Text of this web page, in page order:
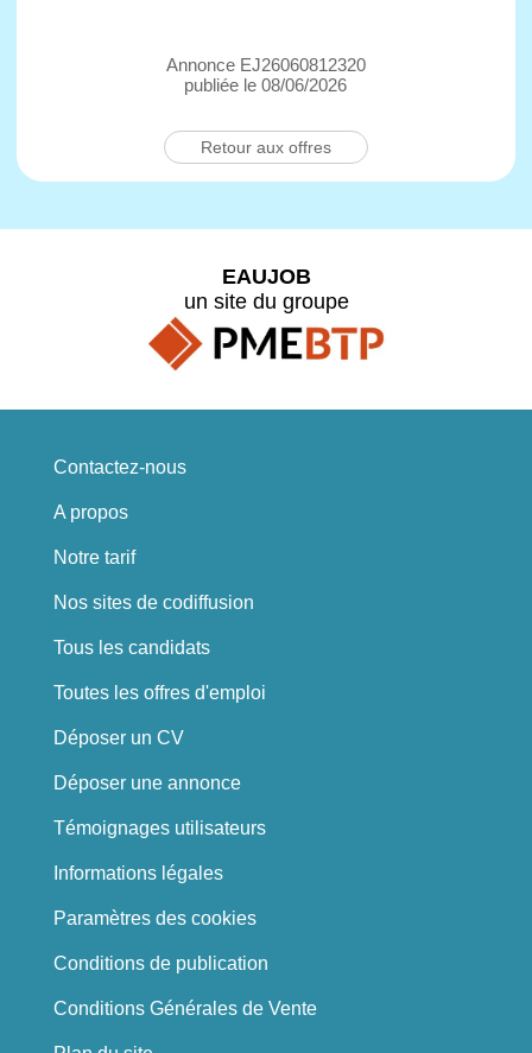
Annonce EJ26060812320
publiée le 08/06/2026
Retour aux offres
EAUJOB
un site du groupe
Contactez-nous
A propos
Notre tarif
Nos sites de codiffusion
Tous les candidats
Toutes les offres d'emploi
Déposer un CV
Déposer une annonce
Témoignages utilisateurs
Informations légales
Paramètres des cookies
Conditions de publication
Conditions Générales de Vente